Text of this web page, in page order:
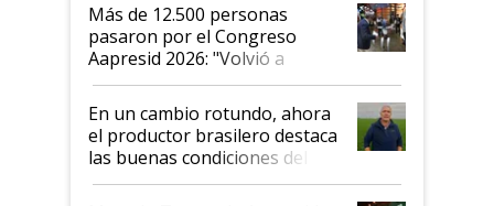
Más de 12.500 personas
pasaron por el Congreso
Aapresid 2026: "Volvió a
demostrar que hablar del
suelo es hablar de todo el
sistema productivo"
En un cambio rotundo, ahora
el productor brasilero destaca
las buenas condiciones del
agro argentino para invertir: